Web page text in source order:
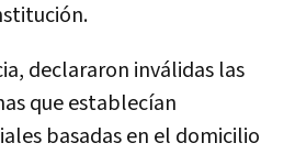
declararon inválidas las
que establecían
basadas en el domicilio